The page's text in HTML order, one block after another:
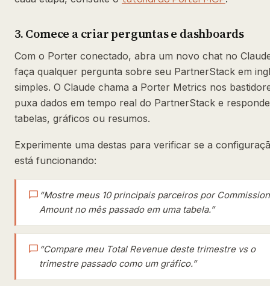
3. Comece a criar perguntas e dashboards
Com o Porter conectado, abra um novo chat no
faça qualquer pergunta sobre seu PartnerStack em
simples. O Claude chama a Porter Metrics nos
puxa dados em tempo real do PartnerStack e
tabelas, gráficos ou resumos.
Experimente uma destas para verificar se a
está funcionando:
chat_bubble “Mostre meus 10 principais parceiros por Commission
Amount no mês passado em uma tabela.”
chat_bubble “Compare meu Total Revenue deste trimestre vs o
trimestre passado como um gráfico.”